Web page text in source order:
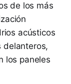
de los más
acústicos
delanteros,
los paneles